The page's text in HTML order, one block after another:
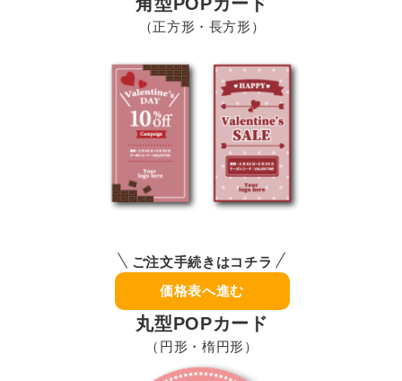
（正方形・長方形）
ご注文手続きはコチラ
価格表へ進む
丸型POPカード
（円形・楕円形）